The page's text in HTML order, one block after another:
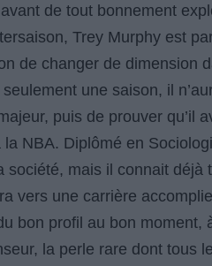
de tout bonnement
Trey Murphy est
de changer de dimension
une saison, il
puis de prouver qu’il
NBA. Diplômé en
société, mais il connait déjà
vers une carrière
bon profil au bon moment,
la perle rare dont tous